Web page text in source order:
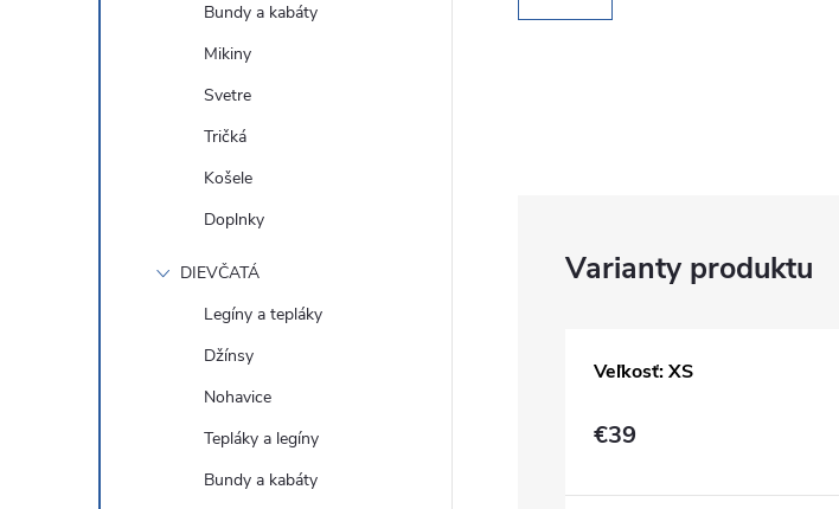
Bundy a kabáty
Mikiny
Svetre
Tričká
Košele
Doplnky
DIEVČATÁ
Legíny a tepláky
Džínsy
Nohavice
Tepláky a legíny
Bundy a kabáty
Veľkosť: XS
€39